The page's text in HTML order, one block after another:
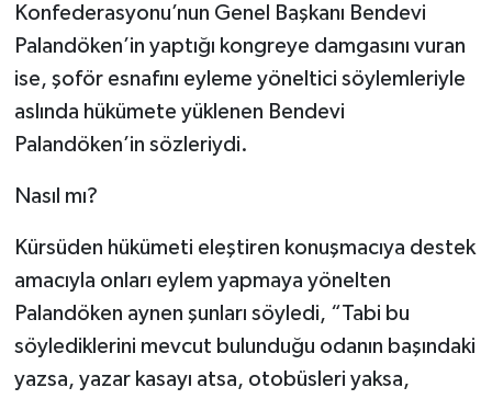
Konfederasyonu’nun Genel Başkanı Bendevi
Palandöken’in yaptığı kongreye damgasını vuran
ise, şoför esnafını eyleme yöneltici söylemleriyle
aslında hükümete yüklenen Bendevi
Palandöken’in sözleriydi.
Nasıl mı?
Kürsüden hükümeti eleştiren konuşmacıya destek
amacıyla onları eylem yapmaya yönelten
Palandöken aynen şunları söyledi, “Tabi bu
söylediklerini mevcut bulunduğu odanın başındaki
yazsa, yazar kasayı atsa, otobüsleri yaksa,